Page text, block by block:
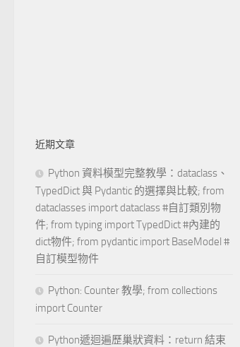
近期文章
Python 資料模型完整教學：dataclass、
TypedDict 與 Pydantic 的選擇與比較; from
dataclasses import dataclass #自訂類別物
件; from typing import TypedDict #內建的
dict物件; from pydantic import BaseModel #
自訂模型物件
Python: Counter 教學; from collections
import Counter
Python遞迴遍歷巢狀資料：return 結束